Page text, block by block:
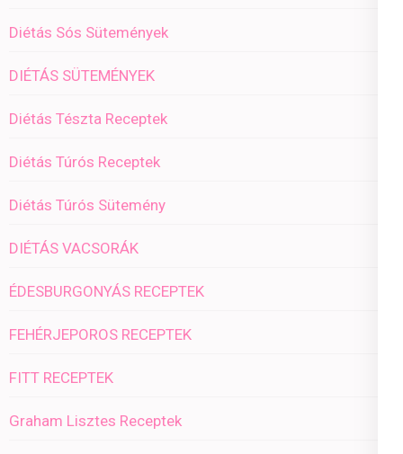
Diétás Sós Sütemények
DIÉTÁS SÜTEMÉNYEK
Diétás Tészta Receptek
Diétás Túrós Receptek
Diétás Túrós Sütemény
DIÉTÁS VACSORÁK
ÉDESBURGONYÁS RECEPTEK
FEHÉRJEPOROS RECEPTEK
FITT RECEPTEK
Graham Lisztes Receptek